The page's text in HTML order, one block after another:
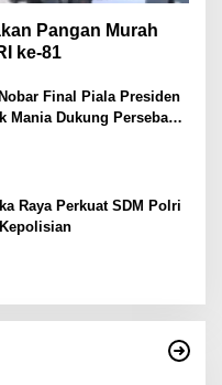
Pangan Murah
ke-81
Final Piala Presiden
Mania Dukung Persebaya
Raya Perkuat SDM Polri